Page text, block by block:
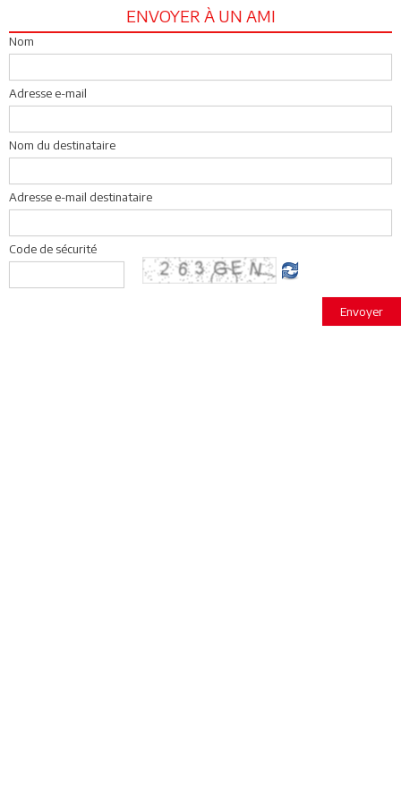
ENVOYER À UN AMI
Nom
Adresse e-mail
Nom du destinataire
Adresse e-mail destinataire
Code de sécurité
Envoyer